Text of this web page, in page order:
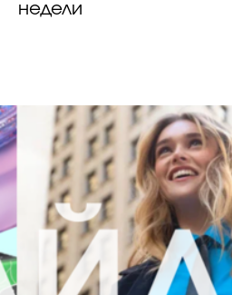
недели